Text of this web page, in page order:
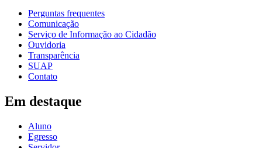
Perguntas frequentes
Comunicação
Serviço de Informação ao Cidadão
Ouvidoria
Transparência
SUAP
Contato
Em destaque
Aluno
Egresso